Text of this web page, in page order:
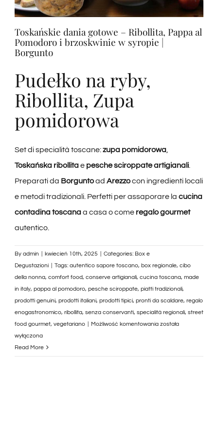
Degustacje
Degustacja wina
Blogi
Toskańskie dania gotowe – Ribollita, Pappa al
Pomodoro i brzoskwinie w syropie |
Borgunto
Pudełko na ryby,
Ribollita, Zupa
pomidorowa
Set di specialità toscane:zupa pomidorowa,
Toskańska ribollitae pesche sciroppate artigianali.
Preparati da Borguntoad Arezzocon ingredienti locali
e metodi tradizionali. Perfetti per assaporare la cucina
contadina toscanaa casa o come regalo gourmet
autentico.
By admin kwiecień 10th, 2025 Categories: Box e
Degustazioni
Tags: autentico sapore toscano, box regionale, cibo
della nonna, comfort food, conserve artigianali, cucina toscana, made
in italy, pappa al pomodoro, pesche sciroppate, piatti tradizionali,
prodotti genuini, prodotti italiani, prodotti tipici, pronti da scaldare, regalo
enogastronomico, ribollita, senza conservanti, specialità regionali, street
food gourmet, vegetariano Możliwość komentowania Piatti
–
została
wyłączona
Read More